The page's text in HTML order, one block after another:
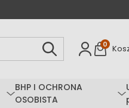
0
BHP I OCHRONA
OSOBISTA